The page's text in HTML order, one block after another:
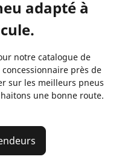
adapté à
notre catalogue de
près de
sur les meilleurs pneus
une bonne route.